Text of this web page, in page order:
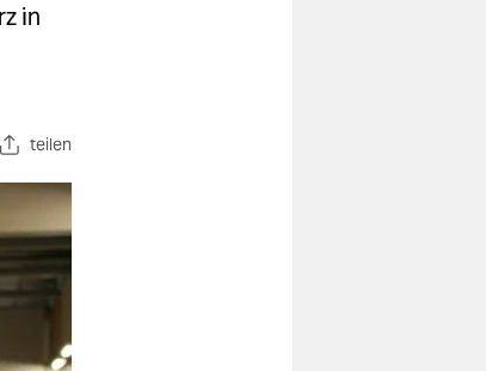
in
teilen